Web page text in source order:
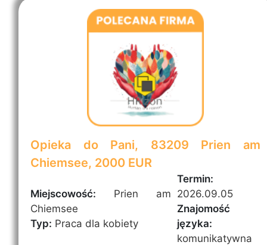
Opieka do Pani, 83209 Prien am
Chiemsee, 2000 EUR
Miejscowość:
Prien am
Chiemsee
Typ: Praca dla kobiety
Termin:
2026.09.05
Znajomość
języka:
komunikatywna